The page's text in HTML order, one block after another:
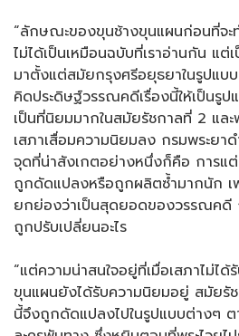
“ลักษณะของขุนช้างขุนแผนก่อนที่จ
ไม่ได้เป็นเหมือนฉบับที่เราอ่านกัน แต่
มาตั้งแต่สมัยกรุงศรีอยุธยาในรูปแ
คิดประดิษฐ์วรรณคดีเรื่องนี้ให้เป็นรู
เป็นที่นิยมมากในสมัยรัชกาลที่ 2 แล
เสภาเสื่อมความนิยมลง กรมพระยา
จุดที่น่าสังเกตอย่างหนึ่งก็คือ การแต่
ถูกดัดแปลงหรือถูกผลิตซ้ำมากนัก เ
ยกย่องว่าเป็นสุดยอดของวรรณคดี
ถูกปรับเปลี่ยนอะไร
“แต่ความน่าสนใจอยู่ที่เมื่อเสภาไม่ไ
ขุนแผนยังได้รับความนิยมอยู่ สมัยรั
นี้จึงถูกดัดแปลงไปในรูปแบบต่างๆ